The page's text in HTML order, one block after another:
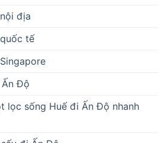
địa
tế
Ấn Độ
lọc sống Huế đi Ấn Độ nhanh